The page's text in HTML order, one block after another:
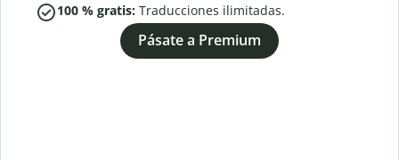
100 % gratis: Traducciones ilimitadas.
Pásate a Premium